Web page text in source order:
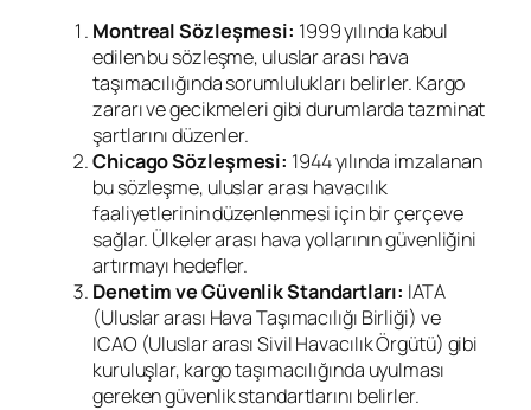
Montreal Sözleşmesi: 1999 yılında kabul
edilen bu sözleşme, uluslar arası hava
taşımacılığında sorumlulukları belirler. Kargo
zararı ve gecikmeleri gibi durumlarda tazminat
şartlarını düzenler.
Chicago Sözleşmesi: 1944 yılında imzalanan
bu sözleşme, uluslar arası havacılık
faaliyetlerinin düzenlenmesi için bir çerçeve
sağlar. Ülkeler arası hava yollarının güvenliğini
artırmayı hedefler.
Denetim ve Güvenlik Standartları: IATA
(Uluslar arası Hava Taşımacılığı Birliği) ve
ICAO (Uluslar arası Sivil Havacılık Örgütü) gibi
kuruluşlar, kargo taşımacılığında uyulması
gereken güvenlik standartlarını belirler.